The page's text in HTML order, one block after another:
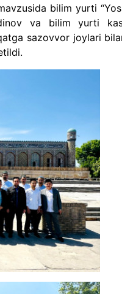
bilim yurti
va bilim yurti
sazovvor joylari